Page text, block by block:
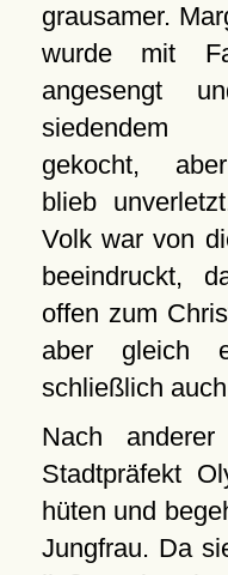
grausamer.
wurde mit
angesengt
gekocht,
blieb
Volk war von
beeindruckt,
offen zum
aber gleich
schließlich
Nach
Stadtpräfekt
hüten und
Jungfrau. Da